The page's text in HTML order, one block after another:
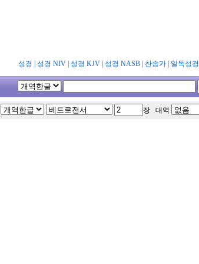
성경 성경 NIV| 성경 KJV| 성경 NASB| 찬송가| 일독성경
장 대역